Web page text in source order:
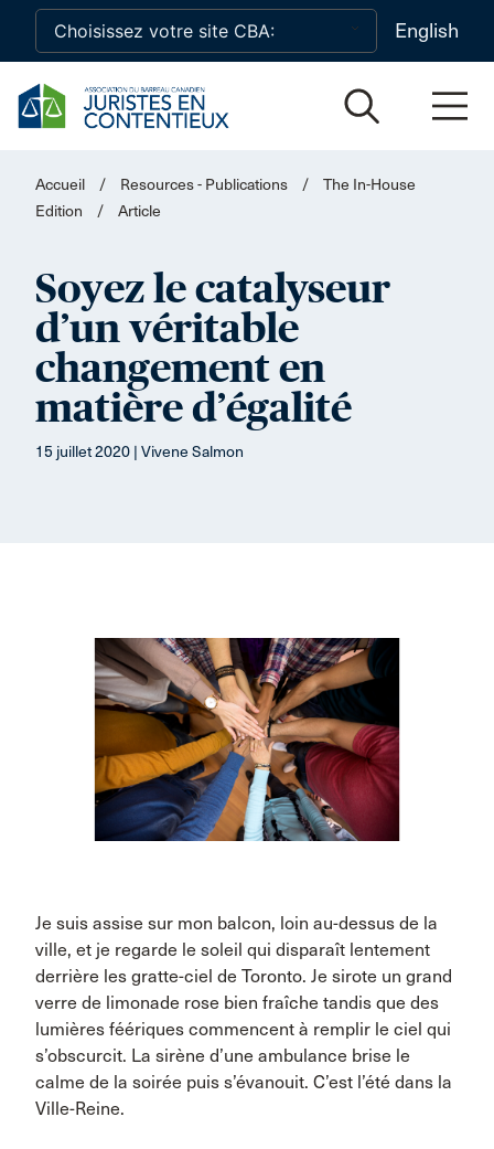
Skip to main content
English
Accueil / Resources - Publications /
The In-House
Edition
/ Article
Soyez le catalyseur
d’un véritable
changement en
matière d’égalité
15 juillet 2020 | Vivene Salmon
Je suis assise sur mon balcon, loin au-dessus de la
ville, et je regarde le soleil qui disparaît lentement
derrière les gratte-ciel de Toronto. Je sirote un grand
verre de limonade rose bien fraîche tandis que des
lumières féériques commencent à remplir le ciel qui
s’obscurcit. La sirène d’une ambulance brise le
calme de la soirée puis s’évanouit. C’est l’été dans la
Ville-Reine.